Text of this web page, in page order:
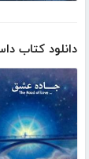
دانلود کتاب